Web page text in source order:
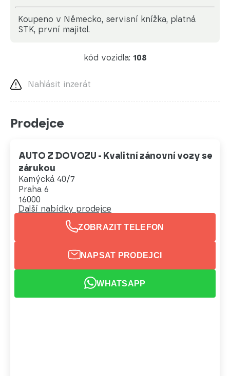
koupeno v Německo, servisní knížka, platná
STK, první majitel.
kód vozidla: 108
Nahlásit inzerát
Prodejce
AUTO Z DOVOZU - Kvalitní zánovní vozy se
zárukou
Kamýcká 40/7
Praha 6
16000
Další nabídky prodejce
ZOBRAZIT TELEFON
NAPSAT PRODEJCI
WHATSAPP